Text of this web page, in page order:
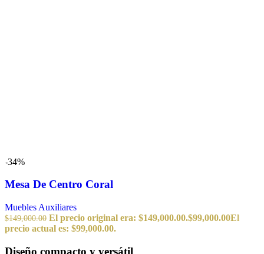
-34%
Mesa De Centro Coral
Muebles Auxiliares
$149,000.00 El precio original era: $149,000.00.$99,000.00El
precio actual es: $99,000.00.
Diseño compacto y versátil